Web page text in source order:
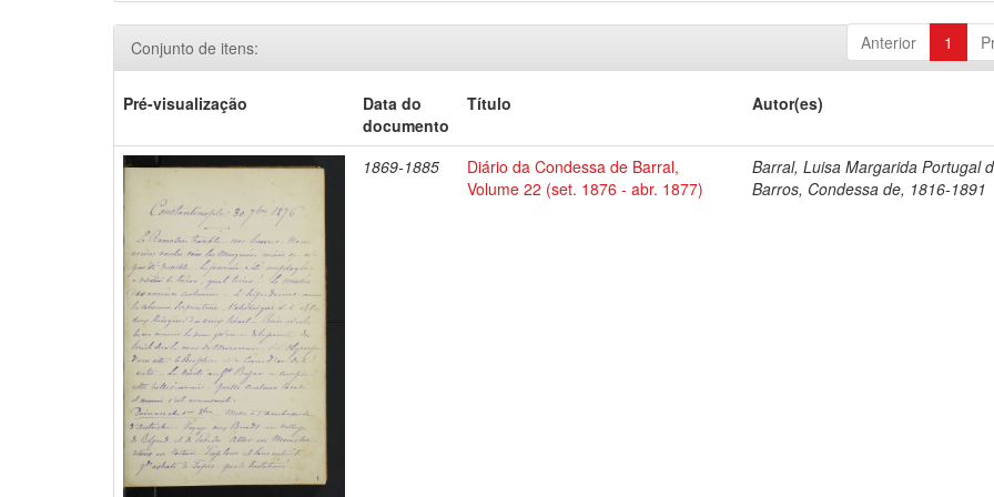
Anterior 1
Conjunto de itens:
Pré-visualização
Data do
documento
Título Autor(es)
1869-1885
Diário da Condessa de Barral,
Volume 22 (set. 1876 - abr. 1877)
Barral, Luisa Margarida Portugal
Barros, Condessa de, 1816-1891